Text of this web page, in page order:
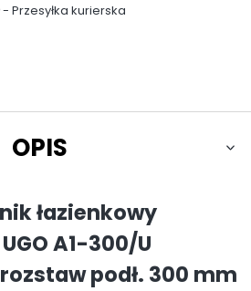
- Przesyłka kurierska
OPIS
łazienkowy
A1-300/U
podł. 300 mm